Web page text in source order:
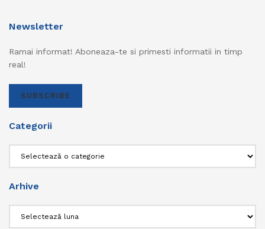
Newsletter
Ramai informat! Aboneaza-te si primesti informatii in timp
real!
SUBSCRIBE
Categorii
Arhive